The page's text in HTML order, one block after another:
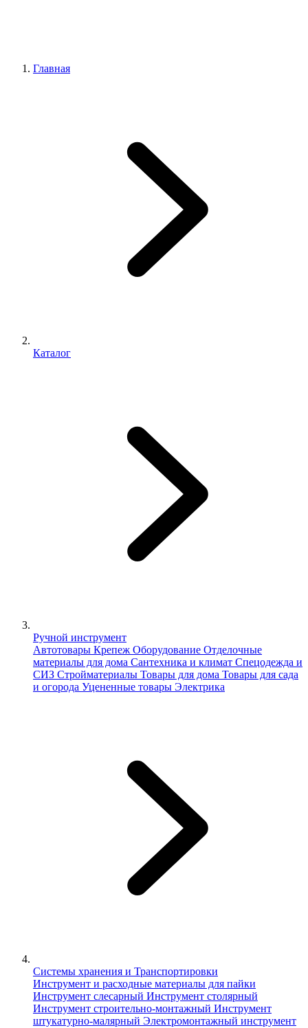
Главная
Каталог
Ручной инструмент
Автотовары Крепеж Оборудование Отделочные
материалы для дома Сантехника и климат Спецодежда и
СИЗ Стройматериалы Товары для дома Товары для сада
и огорода Уцененные товары Электрика
Системы хранения и Транспортировки
Инструмент и расходные материалы для пайки
Инструмент слесарный Инструмент столярный
Инструмент строительно-монтажный Инструмент
штукатурно-малярный Электромонтажный инструмент